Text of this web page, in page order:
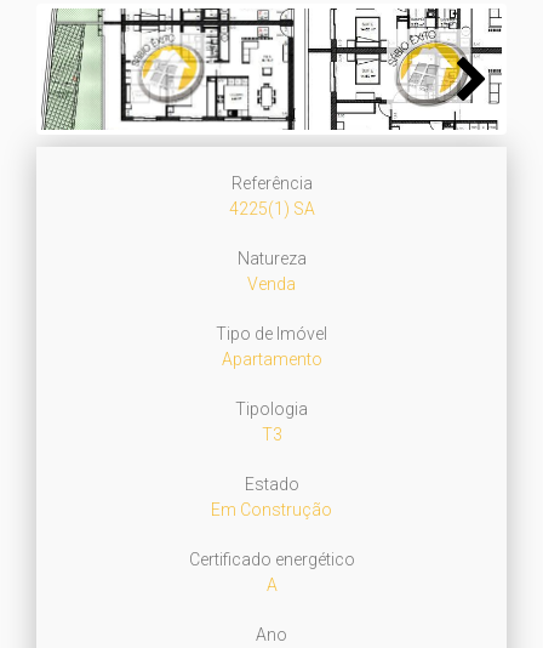
Next
Referência
4225(1) SA
Natureza
Venda
Tipo de Imóvel
Apartamento
Tipologia
T3
Estado
Em Construção
Certificado energético
A
Ano